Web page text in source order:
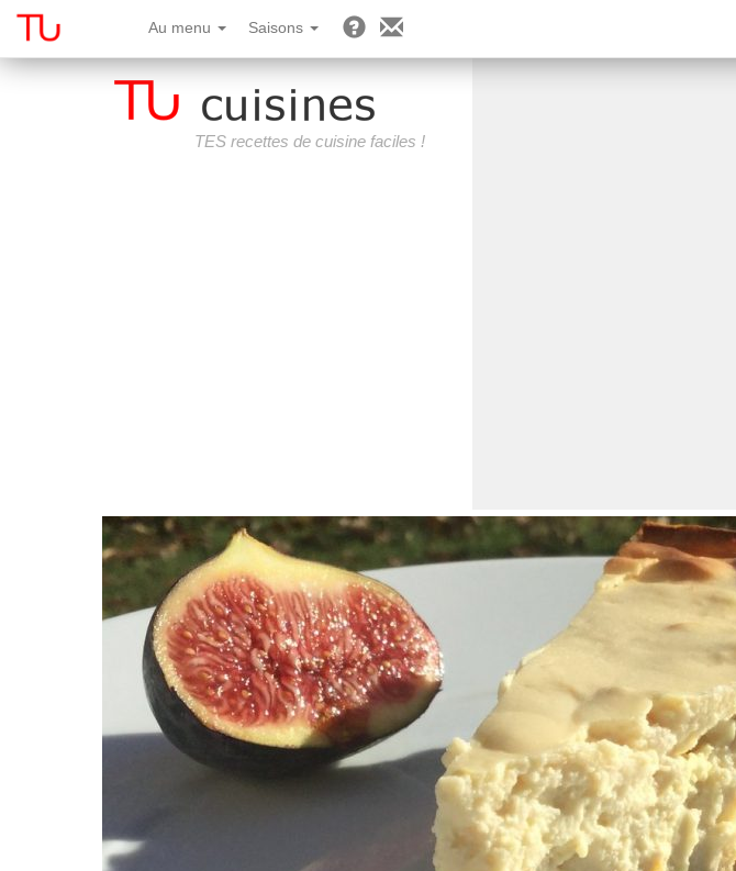
Au menu Saisons
TES recettes de cuisine faciles !